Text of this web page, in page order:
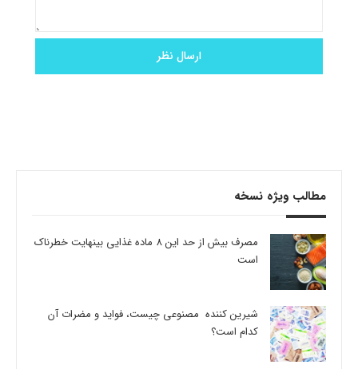
مطالب ویژه نسخه
مصرف بیش از حد این 8 ماده غذایی بینهایت خطرناک
است
شیرین کننده مصنوعی چیست، فواید و مضرات آن
کدام است؟